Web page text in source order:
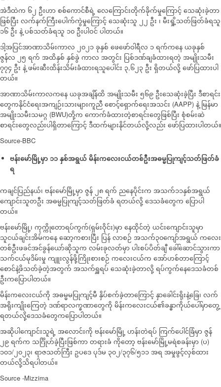
အဲဒီထဲက ၆၂ ဦးဟာ စစ်ကောင်စီရဲ့ လေကြောင်းတိုက်ခိုက်မှုကြောင့် သေဆုံးခဲ့တာ
ဖြစ်ပြီး လက်နက်ကြီးပေါက်ကွဲမှုကြောင့် သေဆုံးသူ ၂၂ ဦး ၊ မီးရှို့သတ်ဖြတ်ခံရသူ
၁၆ ဦး နဲ့ ပစ်သတ်ခံရသူ ၁၀ ဦးပါဝင် ပါတယ်။
ဒါ့အပြင်အာဏာသိမ်းကာလ ၂၀၂၁ ခုနှစ် ဖေဖော်ဝါရီလ ၁ ရက်ကနေ ယခုနှစ်
ဇွန်လ ၂၅ ရက် အထိနှစ် နှစ်ခွဲ ကာလ အတွင်း ပြစ်ဒဏ်ချခံထားရတဲ့ အမျိုးသမီး
၇၇၄ ဦး နဲ့ ဖမ်းဆီးထိန်းသိမ်းခံထားရသူပေါင်း ၃,၆၂၃ ဦး ရှိတယ်လို့ ​​ဖော်ပြထားပါ
တယ်။
အာဏာသိမ်းကာလကနေ ယခုအချိန်ထိ အမျိုးသမီး ၅၆၉ ဦးသေဆုံးခဲ့ပြီး ဒီစာရင်း
တွေကနိုင်ငံရေးအကျဉ်းသားများကူညီ စောင့်ရှောက်ရေးအသင်း (AAPP) နဲ့ မြန်မာ
အမျိုးသမီးသမဂ္ဂ (BWU)တို့က ကောက်ခံထားတဲ့စာရင်းတွေဖြစ်ပြီး စုံစမ်းဆဲ
စာရင်းတွေလည်းပါရှိတာကြောင့် ဒီထက်များနိုင်တယ်လို့လည်း ဖော်ပြထားပါတယ်။
Source-BBC
ဗန်းမော်မြို့မှာ ၁၁ နှစ်အရွယ် မိန်းကလေးငယ်တစ်ဦးအဓမ္မပြုကျင့်သတ်ဖြတ်ခံ
ရ
ကချင်ပြည်နယ်၊ ဗန်းမော်မြို့မှာ ဇွန် ၂၈ ရက် ညနေပိုင်းက အသက်၁၁နှစ်အရွယ်
ကျောင်းသူတဦး အဓမ္မပြုကျင့်သတ်ဖြတ်ခံ ရတယ်လို့ ဒေသခံတွေက ပြောပါ
တယ်။
ဗန်းမော်မြို့၊ ကုက္ကိုတောရပ်ကွက်(ရှမ်းဝိုင်း)မှာ နေထိုင်တဲ့ ယင်းကျောင်းသူမှာ
သူငယ်ချင်းအိမ်ကနေ ဆော့ကစားပြီး ပြန် လာစဉ် အသက်၃၀ကျော်အရွယ် က​လေး
တစ်ဦးဖခင်အင်ခွန်ယော်ဆိုသူက လမ်းခုလတ်မှာ ပါးစပ်ပိတ်ချီ ခေါ်ဆောင်သွားကာ
သက်ငယ်မုဒိမ်းမှု ကျူးလွန်ဖို့ကြိုးစားစဉ် ကလေးငယ်က အော်ဟစ်တာ​ကြောင့်
စောင်နဲ့ဖိသတ်ခဲ့တဲ့အတွက် အသက်ရှူရပ် သေဆုံးခဲ့တာလို့ ရပ်ကွက်နေဒေသခံတစ်
ဦးက​​ပြောပါတယ်။
မိန်းကလေးငယ်ကို အဓမ္မမပြုကျင့်မီ နှိပ်စက်ခဲ့တာ​ကြောင့် နှာခေါင်းရိုးနဲ့ခြေ၊ လက်
အရိုး​ကျိုးကြေတဲ့ ဒဏ်ရာလက္ခဏာ​တွေကို မိန်းကလေးငယ်၏ခန္ဓာကိုယ်ပေါ်မှာတွေ့
ရတယ်လို့ဒေသခံတွေကပြောပါတယ်။
အဆိုပါ​ကျောင်းသူ​ရဲ့ အလောင်းကို ဗန်းမော်မြို့ ဟန်းတဲရပ် ကြက်ပေါင်ခြံမှာ ဇွန်
၂၉ ရက်က သင်္ဂြိုဟ်ခဲ့ပြီးဖြစ်ကာ တရားခံ ကိုတော့ ဗန်းမော်မြို့မရဲစခန်းမှာ (ပ)
၁၀၁/၂၀၂၃၊ ရာဇသတ်ကြီး ဥပ​ဒေ ပုဒ်မ ၃၀၂/၃၇၆/၅၁၁ အရ အမှုဖွင့်လှစ်ထား
တယ်လို့သိရပါတယ်။
Source -Mizzima